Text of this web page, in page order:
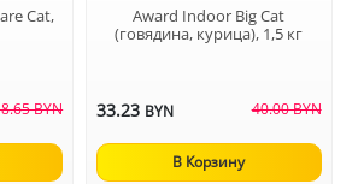
Cat,
BYN
Award Indoor Big Cat
(говядина, курица), 1,5 кг
33.23 BYN 40.00 BYN
В Корзину